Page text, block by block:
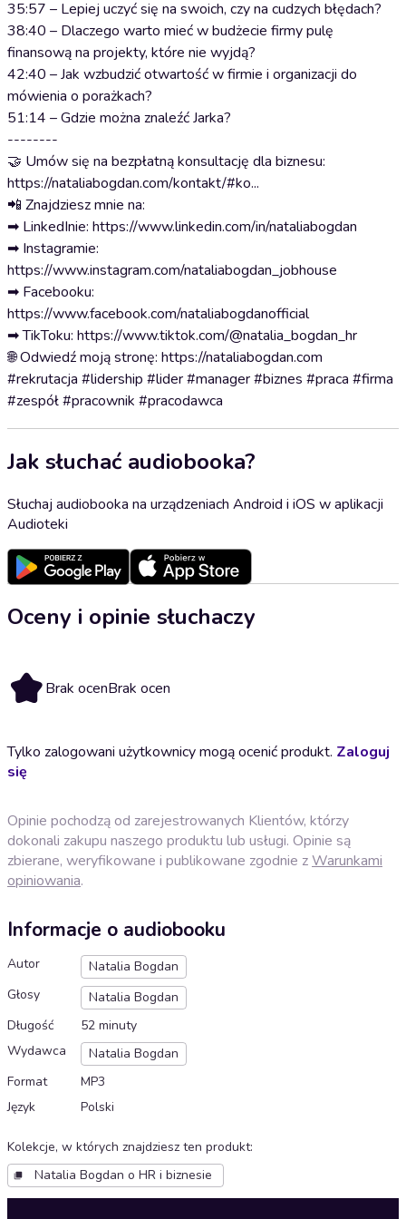
35:57 – Lepiej uczyć się na swoich, czy na cudzych błędach?
38:40 – Dlaczego warto mieć w budżecie firmy pulę
finansową na projekty, które nie wyjdą?
42:40 – Jak wzbudzić otwartość w firmie i organizacji do
mówienia o porażkach?
51:14 – Gdzie można znaleźć Jarka?
--------
🤝 Umów się na bezpłatną konsultację dla biznesu:
https://nataliabogdan.com/kontakt/#ko...
📲 Znajdziesz mnie na:
➡ LinkedInie: https://www.linkedin.com/in/nataliabogdan
➡ Instagramie:
https://www.instagram.com/nataliabogdan_jobhouse
➡ Facebooku:
https://www.facebook.com/nataliabogdanofficial
➡ TikToku: https://www.tiktok.com/@natalia_bogdan_hr
🌐 Odwiedź moją stronę: https://nataliabogdan.com
#rekrutacja #lidership #lider #manager #biznes #praca #firma
#zespół #pracownik #pracodawca
Jak słuchać audiobooka?
Słuchaj audiobooka na urządzeniach Android i iOS w aplikacji
Audioteki
Oceny i opinie słuchaczy
Brak ocenBrak ocen
Tylko zalogowani użytkownicy mogą ocenić produkt. Zaloguj
się
Opinie pochodzą od zarejestrowanych Klientów, którzy
dokonali zakupu naszego produktu lub usługi. Opinie są
zbierane, weryfikowane i publikowane zgodnie zWarunkami
opiniowania.
Informacje o audiobooku
Autor
Natalia Bogdan
Głosy
Natalia Bogdan
Długość
52 minuty
Wydawca
Natalia Bogdan
Format
MP3
Język
Polski
Kolekcje, w których znajdziesz ten produkt:
Natalia Bogdan o HR i biznesie